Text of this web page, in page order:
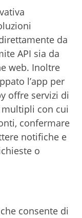
da
API sia da
web. Inoltre
l’app per
offre servizi di
multipli con cui
confermare
notifiche e
o
consente di